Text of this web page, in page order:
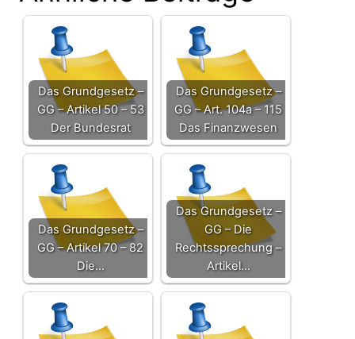
Das Grundgesetz –
GG – Artikel 50 – 53
Der Bundesrat
Das Grundgesetz –
GG – Art. 104a – 115
Das Finanzwesen
Das Grundgesetz –
GG – Artikel 70 – 82
Die…
Das Grundgesetz –
GG – Die
Rechtssprechung –
Artikel…